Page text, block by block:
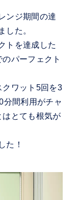
ンジ期間の達
した。
トを達成した
パーフェクト
クワット5回を3
分間利用がチャ
はとても根気が
た！